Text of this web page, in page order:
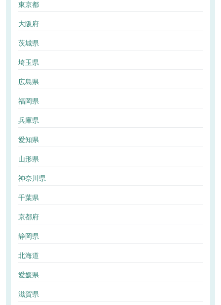
東京都
大阪府
茨城県
埼玉県
広島県
福岡県
兵庫県
愛知県
山形県
神奈川県
千葉県
京都府
静岡県
北海道
愛媛県
滋賀県